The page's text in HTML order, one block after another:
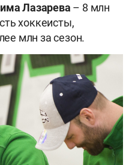
Лазарева – 8 млн
хоккеисты,
млн за сезон.